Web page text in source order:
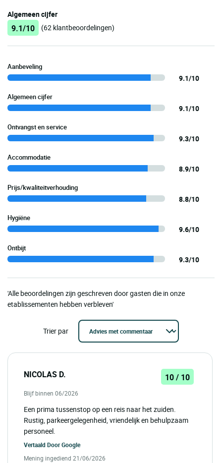
Algemeen cijfer
9.1/10 (62 klantbeoordelingen)
Aanbeveling
9.1/10
Algemeen cijfer
9.1/10
Ontvangst en service
9.3/10
Accommodatie
8.9/10
Prijs/kwaliteitverhouding
8.8/10
Hygiëne
9.6/10
Ontbijt
9.3/10
'Alle beoordelingen zijn geschreven door gasten die in onze
etablissementen hebben verbleven'
Trier par
NICOLAS D. 10 / 10
Blijf binnen 06/2026
Een prima tussenstop op een reis naar het zuiden.
Rustig, parkeergelegenheid, vriendelijk en behulpzaam
personeel.
Vertaald DoorGoogle
Mening ingediend 21/06/2026